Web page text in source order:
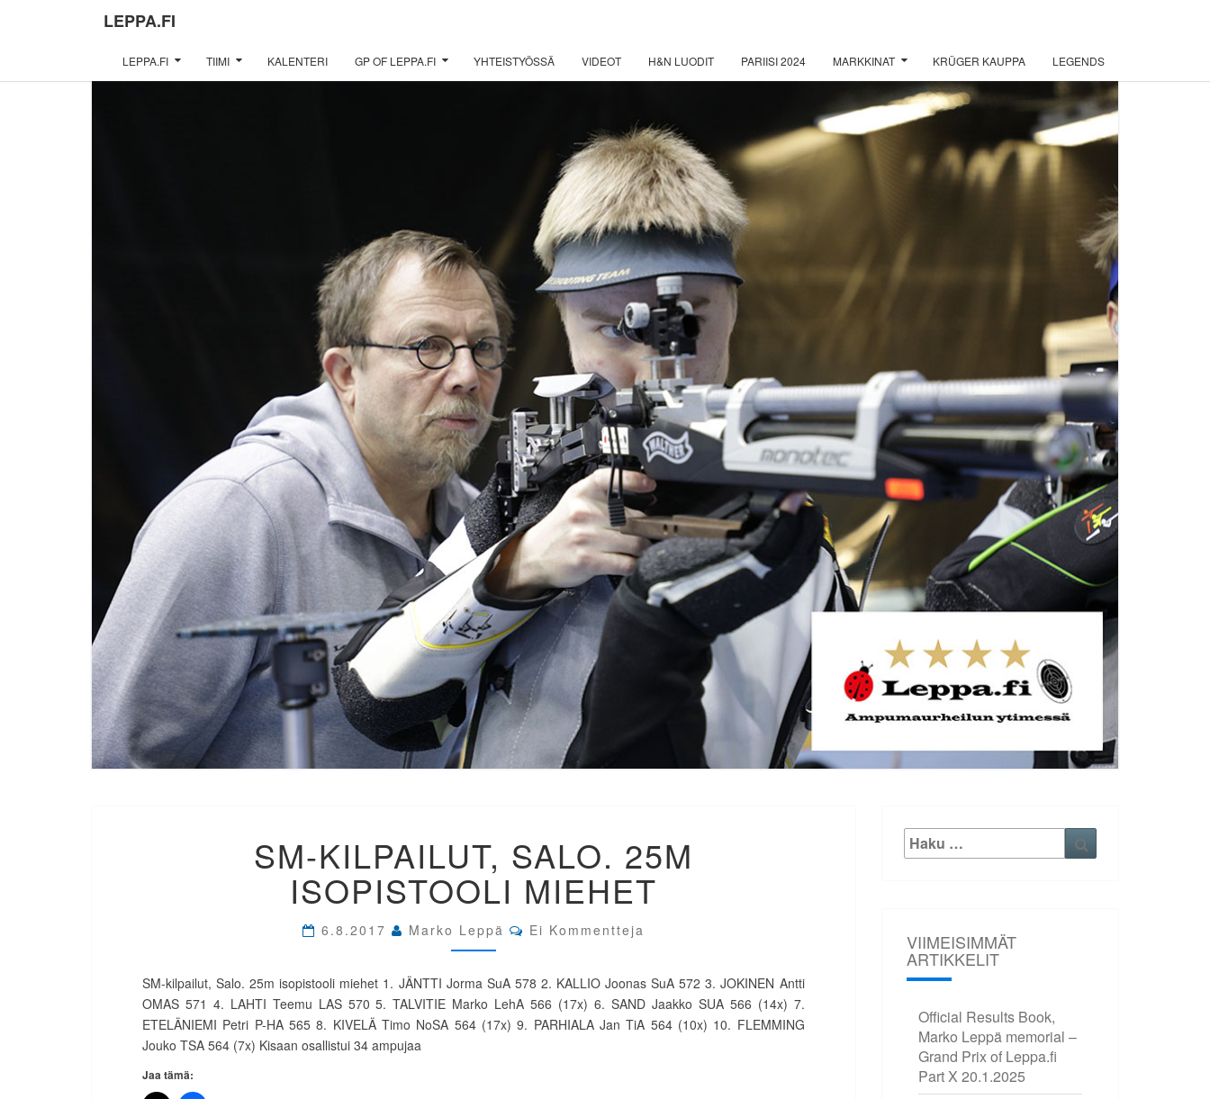
LEPPA.FI
LEPPA.FI TIIMI KALENTERI GP OF LEPPA.FI YHTEISTYÖSSÄ VIDEOT H&N LUODIT PARIISI 2024 MARKKINAT KRÜGER KAUPPA LEGENDS
KILPAILUT,
SALO.
25M
ISOPISTOOLI
SM-KILPAILUT, SALO. 25M
ISOPISTOOLI MIEHET
6.8.2017 Marko Leppä Comments
Ei Kommentteja
SM-kilpailut, Salo. 25m isopistooli miehet 1. JÄNTTI Jorma SuA 578 2. KALLIO Joonas SuA 572 3. JOKINEN Antti
OMAS 571 4. LAHTI Teemu LAS 570 5. TALVITIE Marko LehA 566 (17x) 6. SAND Jaakko SUA 566 (14x) 7.
ETELÄNIEMI Petri P-HA 565 8. KIVELÄ Timo NoSA 564 (17x) 9. PARHIALA Jan TiA 564 (10x) 10. FLEMMING
Jouko TSA 564 (7x) Kisaan osallistui 34 ampujaa
Jaa tämä:
Etsi:
VIIMEISIMMÄT
ARTIKKELIT
Official Results Book,
Marko Leppä memorial –
Grand Prix of Leppa.fi
Part X 20.1.2025